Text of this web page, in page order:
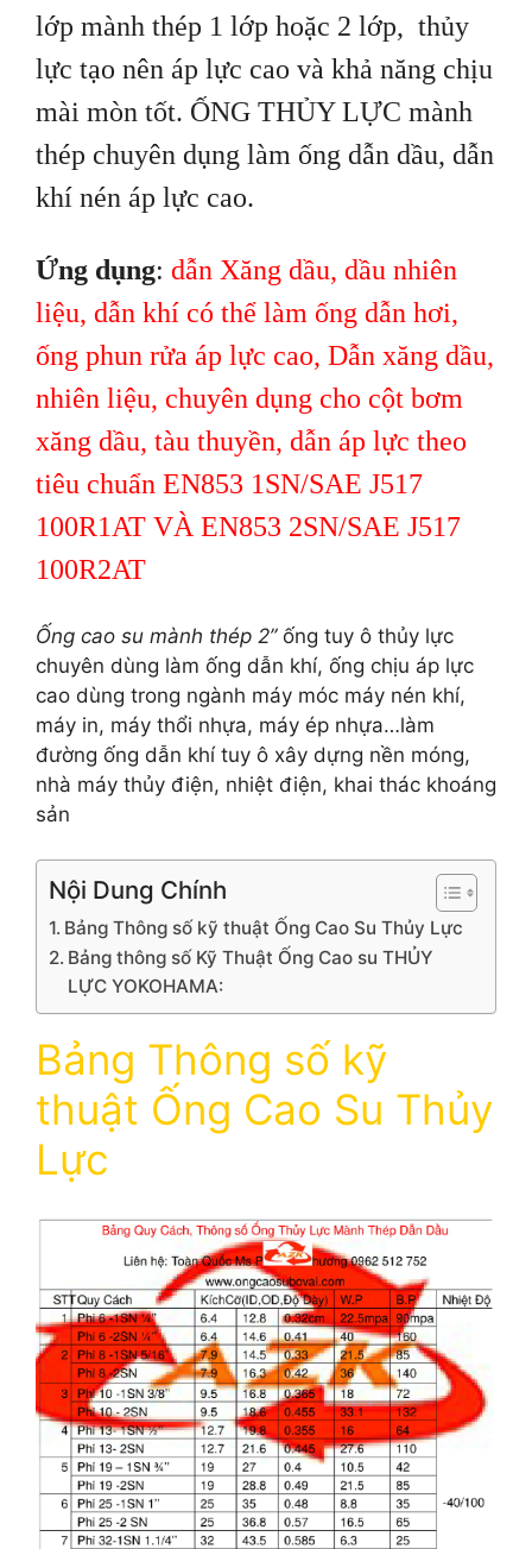
lớp mành thép 1 lớp hoặc 2 lớp, thủy
lực tạo nên áp lực cao và khả năng chịu
mài mòn tốt. ỐNG THỦY LỰC mành
thép chuyên dụng làm ống dẫn dầu, dẫn
khí nén áp lực cao.
Ứng dụng: dẫn Xăng dầu, dầu nhiên
liệu, dẫn khí có thể làm ống dẫn hơi,
ống phun rửa áp lực cao, Dẫn xăng dầu,
nhiên liệu, chuyên dụng cho cột bơm
xăng dầu, tàu thuyền, dẫn áp lực theo
tiêu chuẩn EN853 1SN/SAE J517
100R1AT VÀ EN853 2SN/SAE J517
100R2AT
Ống cao su mành thép 2”ống tuy ô thủy lực
chuyên dùng làm ống dẫn khí, ống chịu áp lực
cao dùng trong ngành máy móc máy nén khí,
máy in, máy thổi nhựa, máy ép nhựa…làm
đường ống dẫn khí tuy ô xây dựng nền móng,
nhà máy thủy điện, nhiệt điện, khai thác khoáng
sản
Nội Dung Chính
Bảng Thông số kỹ thuật Ống Cao Su Thủy Lực
Bảng thông số Kỹ Thuật Ống Cao su THỦY
LỰC YOKOHAMA:
Bảng Thông số kỹ
thuật Ống Cao Su Thủy
Lực